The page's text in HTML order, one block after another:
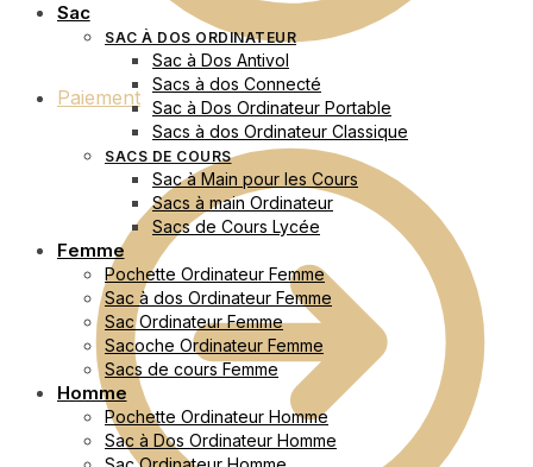
Paiement
Sac
SAC À DOS ORDINATEUR
Sac à Dos Antivol
Sacs à dos Connecté
Sac à Dos Ordinateur Portable
Sacs à dos Ordinateur Classique
SACS DE COURS
Sac à Main pour les Cours
Sacs à main Ordinateur
Sacs de Cours Lycée
Femme
Pochette Ordinateur Femme
Sac à dos Ordinateur Femme
Sac Ordinateur Femme
Sacoche Ordinateur Femme
Sacs de cours Femme
Homme
Pochette Ordinateur Homme
Sac à Dos Ordinateur Homme